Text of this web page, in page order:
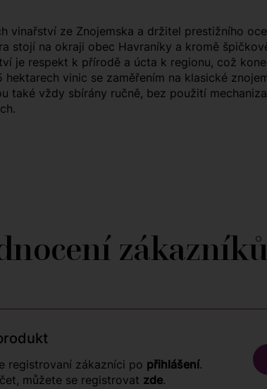
vinařství ze Znojemska a držitel prestižního
stojí na okraji obec Havraníky a kromě
je respekt k přírodě a úcta k regionu, což
vinic se zaměřením na klasické
také vždy sbírány ručně, bez použití
registrovaní zákazníci po přihlášení.
můžete se registrovat zde.